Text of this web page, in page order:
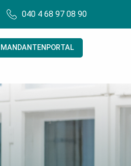
040 4 68 97 08 90
MANDANTENPORTAL